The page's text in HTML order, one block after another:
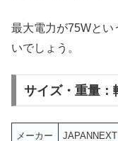
最大電力が75Wとい
いでしょう。
サイズ・重量：
メーカー JAPANNEXT